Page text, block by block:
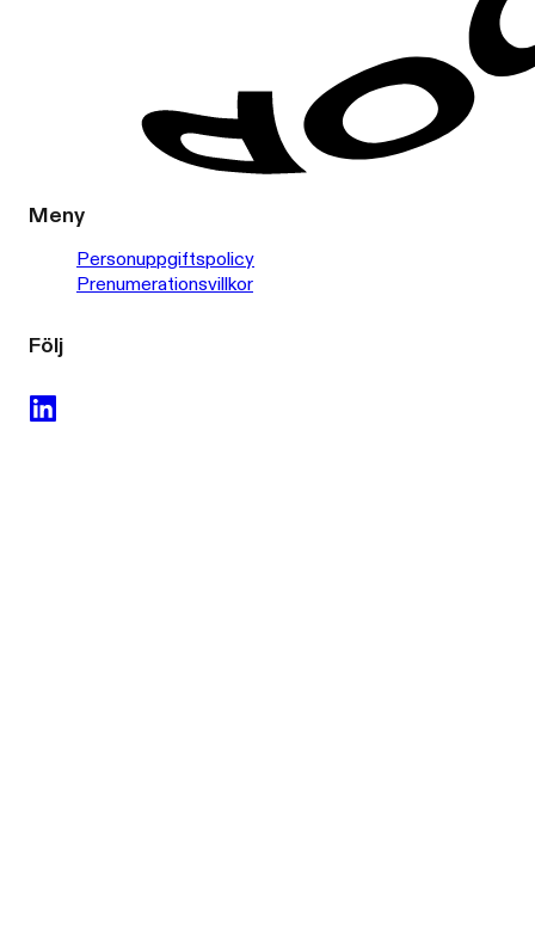
Meny
Personuppgiftspolicy
Prenumerationsvillkor
Följ